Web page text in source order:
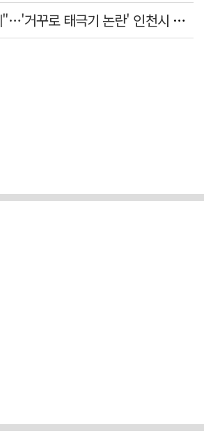
김희철도 "X돌았네"…'거꾸로 태극기 논란' 인천시 현수막, 이틀 만에 철거